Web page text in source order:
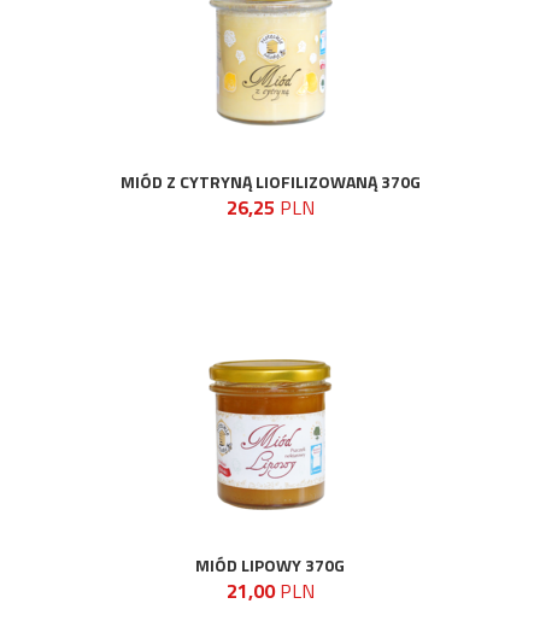
MIÓD Z CYTRYNĄ LIOFILIZOWANĄ 370G
26,25 PLN
MIÓD LIPOWY 370G
21,00PLN